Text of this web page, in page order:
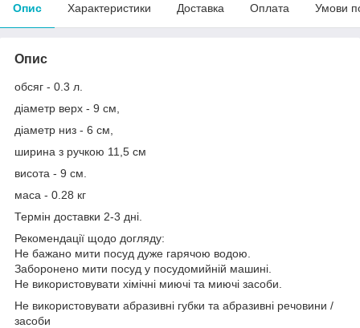
Опис Характеристики Доставка Оплата Умови
Опис
обсяг - 0.3 л.
діаметр верх - 9 см,
діаметр низ - 6 см,
ширина з ручкою 11,5 см
висота - 9 см.
маса - 0.28 кг
Термін доставки 2-3 дні.
Рекомендації щодо догляду:
Не бажано мити посуд дуже гарячою водою.
Заборонено мити посуд у посудомийній машині.
Не використовувати хімічні миючі та миючі засоби.
Не використовувати абразивні губки та абразивні речовини /
засоби